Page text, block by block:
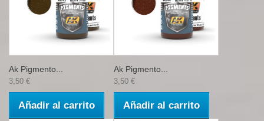
Ak Pigmento...
3,50 €
Añadir al carrito
Ak Pigmento...
3,50 €
Añadir al carrito